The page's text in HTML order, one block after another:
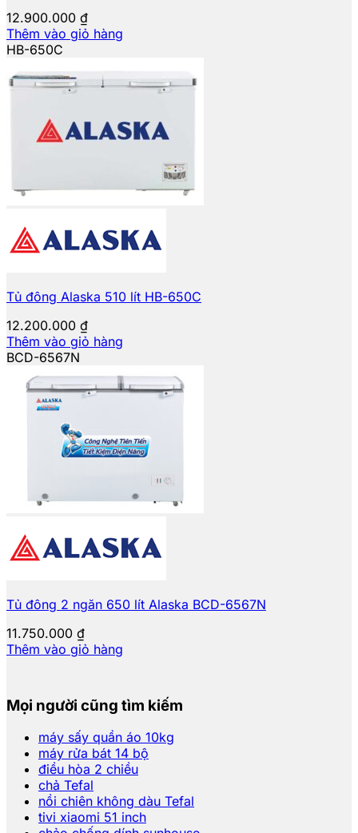
12.900.000 ₫
Thêm vào giỏ hàng
HB-650C
Tủ đông Alaska 510 lít HB-650C
12.200.000 ₫
Thêm vào giỏ hàng
BCD-6567N
Tủ đông 2 ngăn 650 lít Alaska BCD-6567N
11.750.000 ₫
Thêm vào giỏ hàng
Mọi người cũng tìm kiếm
máy sấy quần áo 10kg
máy rửa bát 14 bộ
điều hòa 2 chiều
chả Tefal
nồi chiên không dàu Tefal
tivi xiaomi 51 inch